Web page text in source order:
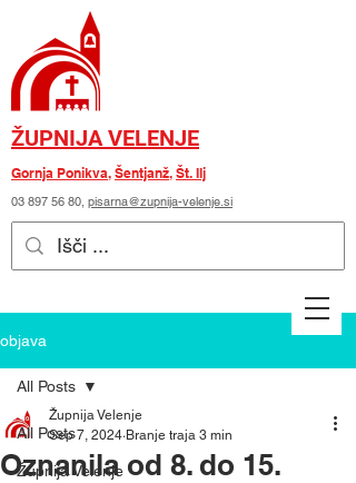
ŽUPNIJA VELENJE
Gornja Ponikva, Šentjanž, Št. Ilj
03 897 56 80, pisarna@zupnija-velenje.si
objava
All Posts
Župnija Velenje
All Posts
Oznanila od 8. do 15.
Župnija Velenje
Sep 7, 2024 Branje traja 3 min